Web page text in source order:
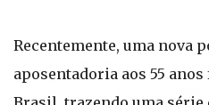
Recentemente, uma nova
aposentadoria aos 55